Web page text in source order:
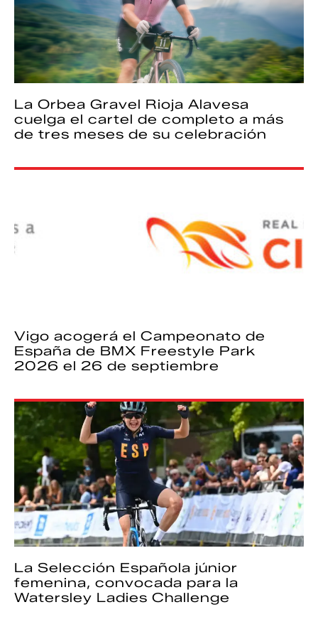
La Orbea Gravel Rioja Alavesa
cuelga el cartel de completo a más
de tres meses de su celebración
Vigo acogerá el Campeonato de
España de BMX Freestyle Park
2026 el 26 de septiembre
La Selección Española júnior
femenina, convocada para la
Watersley Ladies Challenge